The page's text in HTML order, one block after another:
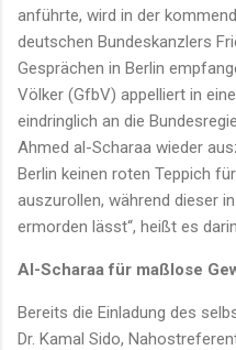
anführte, wird in der
deutschen Bundeskanzlers
Gesprächen in Berlin
Völker (GfbV) appelliert in
eindringlich an die
Ahmed al-Scharaa wieder
Berlin keinen roten Teppich
auszurollen, während dieser
ermorden lässt“, heißt es
Al-Scharaa für maßlose
Bereits die Einladung des
Dr. Kamal Sido,